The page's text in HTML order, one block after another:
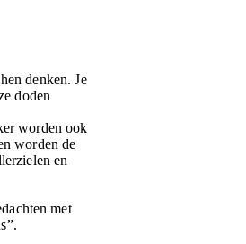
denken. Je
doden
worden ook
worden de
en
met